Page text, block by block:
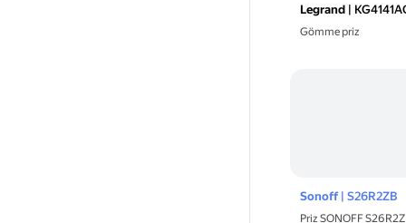
Legrand|
Gömme priz
Sonoff| S26R2ZB
Priz SONOFF